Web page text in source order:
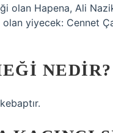
olan Hapena, Ali
yiyecek: Cennet
NEDIR?